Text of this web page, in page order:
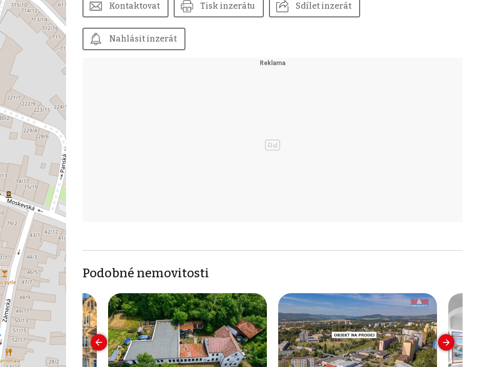
Kontaktovat Tisk inzerátu Sdílet inzerát
Nahlásit inzerát
Podobné nemovitosti